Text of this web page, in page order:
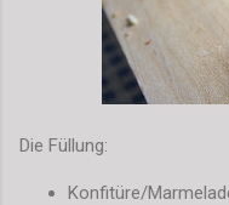
Die Füllung:
Konfitüre/